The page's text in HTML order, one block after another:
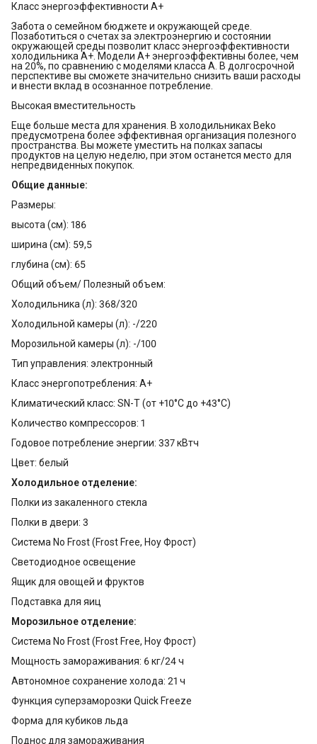
Класс энергоэффективности А+
Забота о семейном бюджете и окружающей среде.
Позаботиться о счетах за электроэнергию и состоянии
окружающей среды позволит класс энергоэффективности
холодильника А+. Модели А+ энергоэффективны более, чем
на 20%, по сравнению с моделями класса А. В долгосрочной
перспективе вы сможете значительно снизить ваши расходы
и внести вклад в осознанное потребление.
Высокая вместительность
Еще больше места для хранения. В холодильниках Beko
предусмотрена более эффективная организация полезного
пространства. Вы можете уместить на полках запасы
продуктов на целую неделю, при этом останется место для
непредвиденных покупок.
Общие данные:
Размеры:
высота (см): 186
ширина (см): 59,5
глубина (см): 65
Общий объем/ Полезный объем:
Холодильника (л): 368/320
Холодильной камеры (л): -/220
Морозильной камеры (л): -/100
Тип управления: электронный
Класс энергопотребления: A+
Климатический класс: SN-T (от +10°С до +43°С)
Количество компрессоров: 1
Годовое потребление энергии: 337 кВтч
Цвет: белый
Холодильное отделение:
Полки из закаленного стекла
Полки в двери: 3
Система No Frost (Frost Free, Ноу Фрост)
Светодиодное освещение
Ящик для овощей и фруктов
Подставка для яиц
Морозильное отделение:
Система No Frost (Frost Free, Ноу Фрост)
Мощность замораживания: 6 кг/24 ч
Автономное сохранение холода: 21 ч
Функция суперзаморозки Quick Freeze
Форма для кубиков льда
Поднос для замораживания